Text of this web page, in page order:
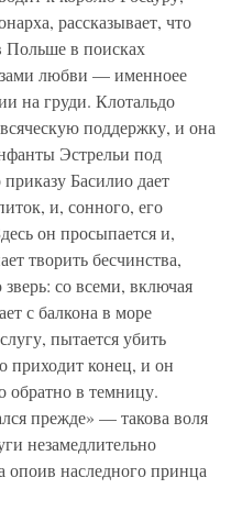
рассказывает, что
в поисках
любви — именноее
на груди. Клотальдо
поддержку, и она
Эстрельи под
Басилио дает
и, сонного, его
он просыпается и,
творить бесчинства,
со всеми, включая
с балкона в море
пытается убить
приходит конец, и он
обратно в темницу.
прежде» — такова воля
незамедлительно
опоив наследного принца